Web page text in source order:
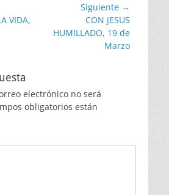
VIDA,
Siguiente →
siguiente:
CON JESUS
HUMILLADO, 19 de
Marzo
electrónico no será
obligatorios están